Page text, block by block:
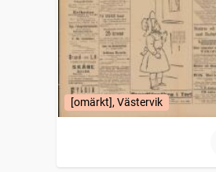
[omärkt], Västervik